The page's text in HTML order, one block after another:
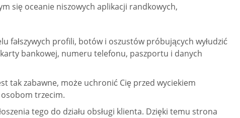
się oceanie niszowych aplikacji randkowych,
fałszywych profili, botów i oszustów próbujących wyłudzić
bankowej, numeru telefonu, paszportu i danych
tak zabawne, może uchronić Cię przed wyciekiem
trzecim.
tego do działu obsługi klienta. Dzięki temu strona